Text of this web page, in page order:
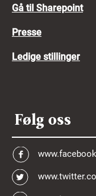
Gå til Sharepoint
Presse
Ledige stillinger
Følg oss